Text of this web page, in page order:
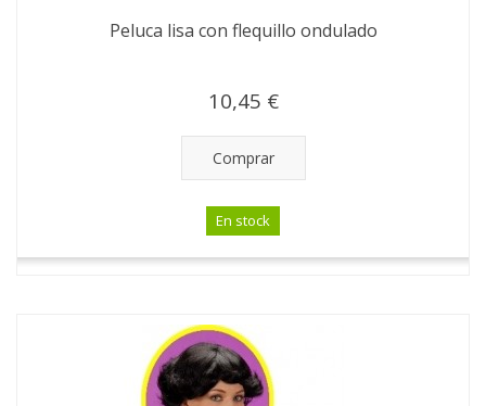
Peluca lisa con flequillo ondulado
10,45 €
Comprar
En stock